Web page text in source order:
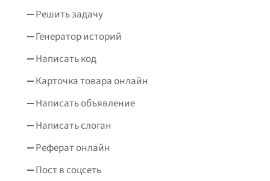
Решить задачу
Генератор историй
Написать код
Карточка товара онлайн
Написать объявление
Написать слоган
Реферат онлайн
Пост в соцсеть